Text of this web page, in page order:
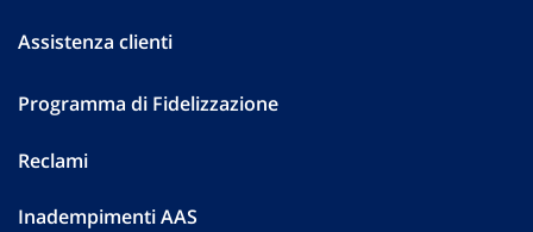
Assistenza clienti
Programma di Fidelizzazione
Reclami
Inadempimenti AAS